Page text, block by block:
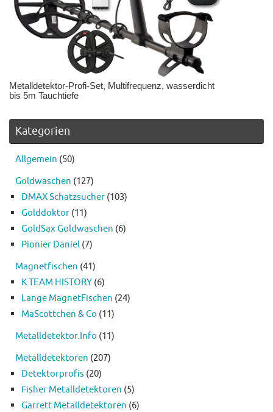
Metalldetektor-Profi-Set, Multifrequenz, wasserdicht
bis 5m Tauchtiefe
Kategorien
Allgemein (50)
Goldwaschen (127)
DMAX Schatzsucher (103)
Golddoktor (11)
GoldSax Goldwaschen (6)
Pionier Daniel (7)
Magnetfischen (41)
K TEAM HISTORY (6)
Lange MagnetFischen (24)
MaScottchen & Co (11)
Metalldetektor.Info (11)
Metalldetektoren (207)
Detektorprofis (20)
Fisher Metalldetektoren (5)
Garrett Metalldetektoren (6)